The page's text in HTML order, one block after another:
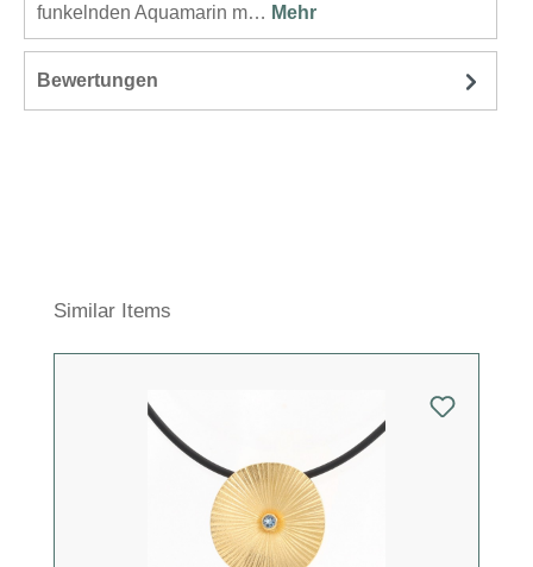
funkelnden Aquamarin m… Mehr
Bewertungen
Produktgalerie überspringen
Similar Items